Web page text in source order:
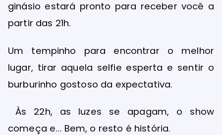
ginásio estará pronto para receber você a
partir das 21h.
Um tempinho para encontrar o melhor
lugar, tirar aquela selfie esperta e sentir o
burburinho gostoso da expectativa.
Às 22h, as luzes se apagam, o show
começa e… Bem, o resto é história.